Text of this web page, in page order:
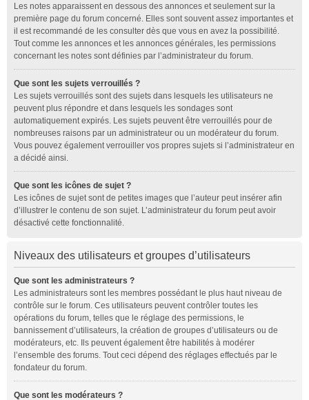
Les notes apparaissent en dessous des annonces et seulement sur la
première page du forum concerné. Elles sont souvent assez importantes et
il est recommandé de les consulter dès que vous en avez la possibilité.
Tout comme les annonces et les annonces générales, les permissions
concernant les notes sont définies par l’administrateur du forum.
Que sont les sujets verrouillés ?
Les sujets verrouillés sont des sujets dans lesquels les utilisateurs ne
peuvent plus répondre et dans lesquels les sondages sont
automatiquement expirés. Les sujets peuvent être verrouillés pour de
nombreuses raisons par un administrateur ou un modérateur du forum.
Vous pouvez également verrouiller vos propres sujets si l’administrateur en
a décidé ainsi.
Que sont les icônes de sujet ?
Les icônes de sujet sont de petites images que l’auteur peut insérer afin
d’illustrer le contenu de son sujet. L’administrateur du forum peut avoir
désactivé cette fonctionnalité.
Niveaux des utilisateurs et groupes d’utilisateurs
Que sont les administrateurs ?
Les administrateurs sont les membres possédant le plus haut niveau de
contrôle sur le forum. Ces utilisateurs peuvent contrôler toutes les
opérations du forum, telles que le réglage des permissions, le
bannissement d’utilisateurs, la création de groupes d’utilisateurs ou de
modérateurs, etc. Ils peuvent également être habilités à modérer
l’ensemble des forums. Tout ceci dépend des réglages effectués par le
fondateur du forum.
Que sont les modérateurs ?